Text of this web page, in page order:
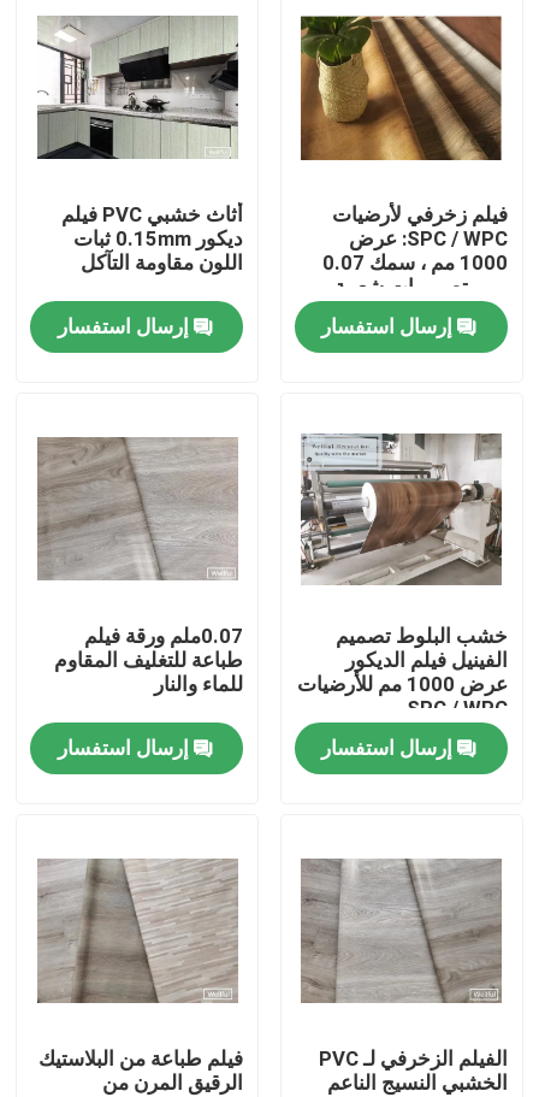
Products
About Us
Factory Tour
Quality Control
Contact Us
Request A Quote
فيلم ديكور PVC
فيلم الطباعة البلاستيكية
فيلم مغلفة PVC
فيلم زخرفي لأرضيات
SPC / WPC: عرض
1000 مم ، سمك 0.07
مم ، تصميمات شعبية
إرسال استفسار
أثاث خشبي PVC فيلم
ديكور 0.15mm ثبات
اللون مقاومة التآكل
إرسال استفسار
خشب البلوط تصميم
الفينيل فيلم الديكور
عرض 1000 مم للأرضيات
SPC / WPC
إرسال استفسار
0.07ملم ورقة فيلم
طباعة للتغليف المقاوم
للماء والنار
إرسال استفسار
الفيلم الزخرفي لـ PVC
الخشبي النسيج الناعم
فيلم طباعة من البلاستيك
الرقيق المرن من